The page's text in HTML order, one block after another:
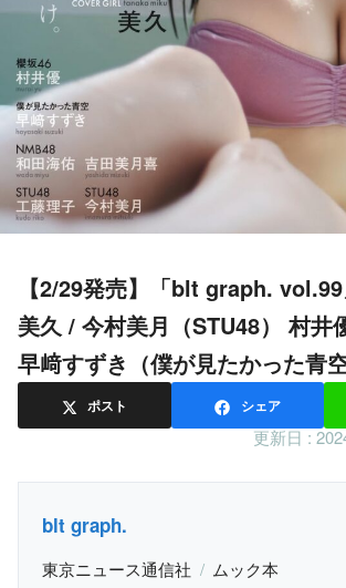
【2/29発売】「blt graph. vol.99」表紙：田中
美久 / 今村美月（STU48） 村井
早﨑すずき（僕が見たかった青
ポスト シェア
更新日 :
blt graph.
東京ニュース通信社
ムック本